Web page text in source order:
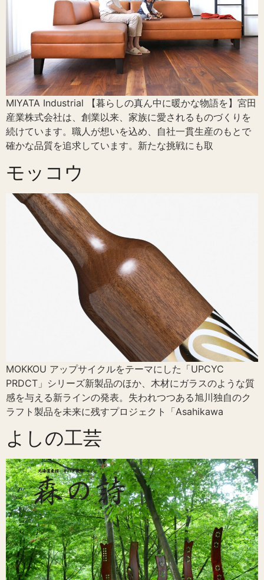
MIYATA Industrial 【暮らしの真ん中に暖かな物語を】宮田
産業株式会社は、創業以来、家族に愛されるものづくりを
続けています。職人が想いを込め、自社一貫生産のもとで
確かな品質を追求しています。新たな挑戦にも取
モッコウ
MOKKOU アップサイクルをテーマにした「UPCYC
PRDCT」シリーズ新製品のほか、木材にガラスのような質
感を与える新ラインの発表。失われつつある旭川独自のク
ラフト製品を未来に残すプロジェクト「Asahikawa
よしの工芸